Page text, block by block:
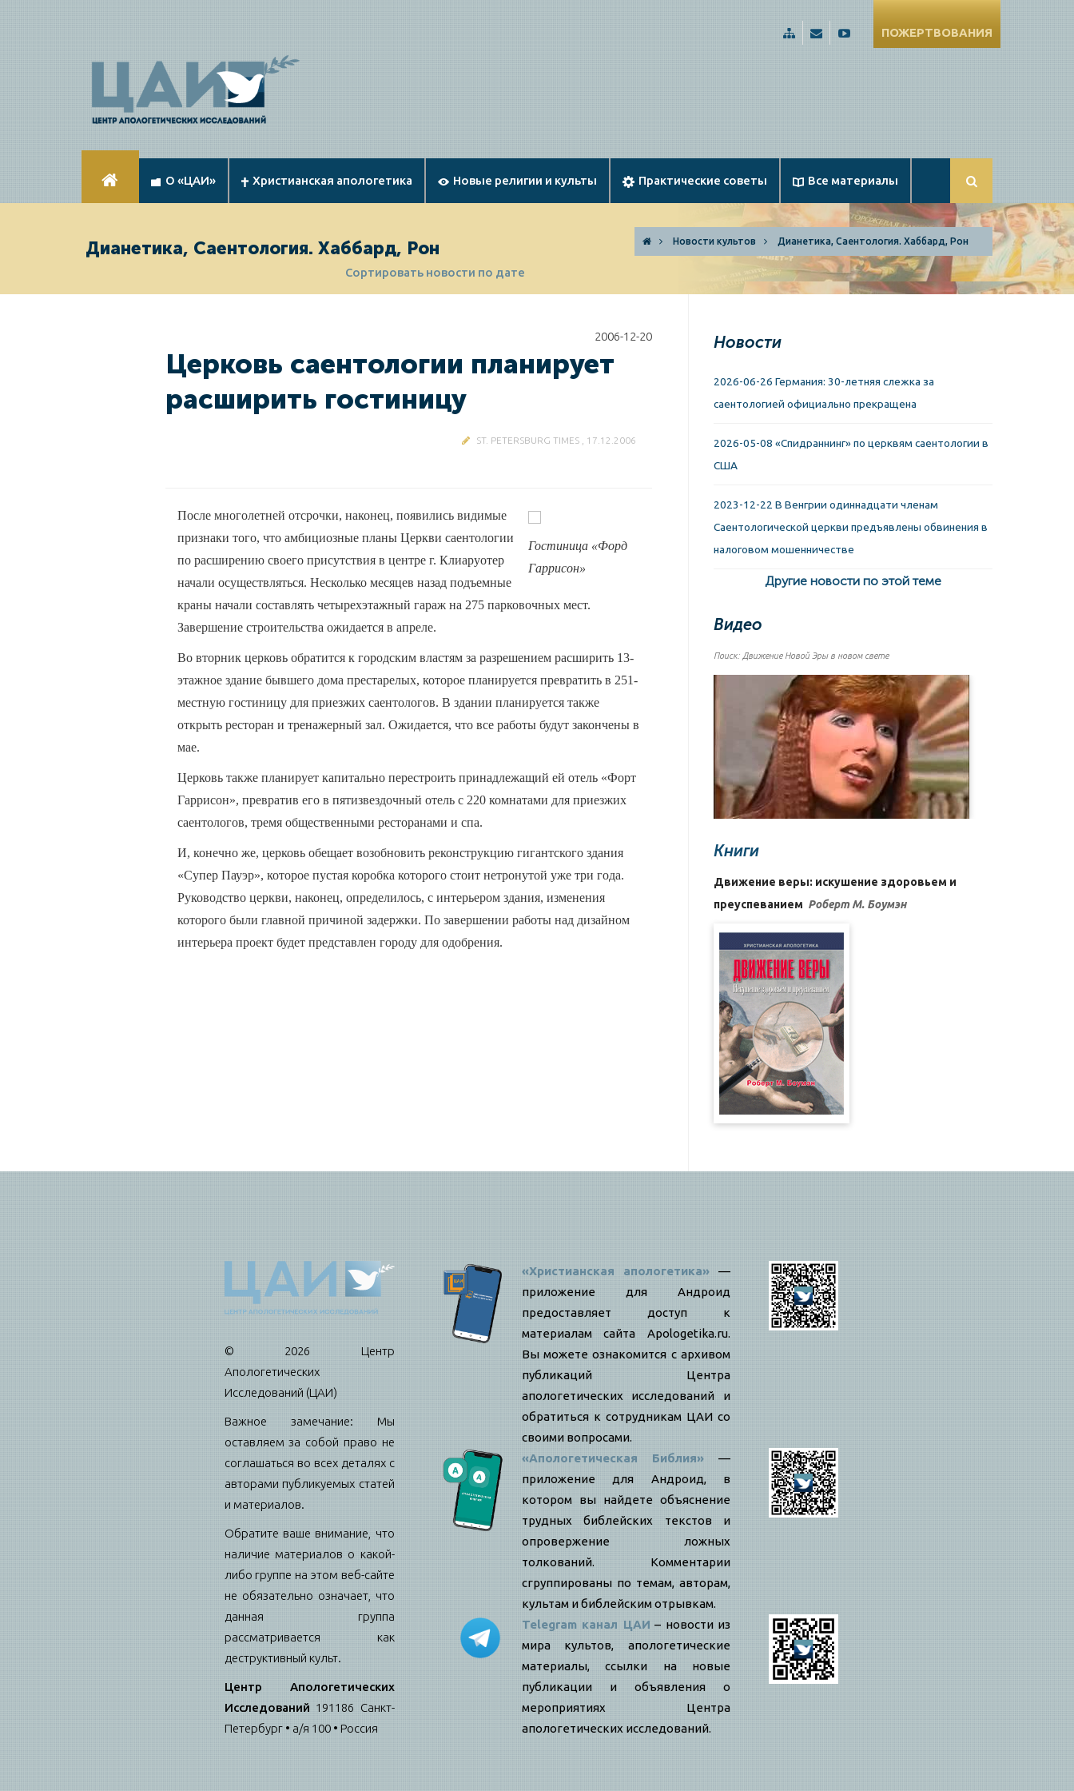
ПОЖЕРТВОВАНИЯ
О «ЦАИ» Христианская апологетика Новые религии и культы Практические советы Все материалы
Дианетика, Саентология. Хаббард, Рон
Сортировать новости по дате
Новости культов Дианетика, Саентология. Хаббард, Рон
2006-12-20
Церковь саентологии планирует
расширить гостиницу
ST. PETERSBURG TIMES , 17.12.2006
Гостиница «Форд
Гаррисон»
После многолетней отсрочки, наконец, появились видимые
признаки того, что амбициозные планы Церкви саентологии
по расширению своего присутствия в центре г. Клиаруотер
начали осуществляться. Несколько месяцев назад подъемные
краны начали составлять четырехэтажный гараж на 275 парковочных мест.
Завершение строительства ожидается в апреле.
Во вторник церковь обратится к городским властям за разрешением расширить 13-
этажное здание бывшего дома престарелых, которое планируется превратить в 251-
местную гостиницу для приезжих саентологов. В здании планируется также
открыть ресторан и тренажерный зал. Ожидается, что все работы будут закончены в
мае.
Церковь также планирует капитально перестроить принадлежащий ей отель «Форт
Гаррисон», превратив его в пятизвездочный отель с 220 комнатами для приезжих
саентологов, тремя общественными ресторанами и спа.
И, конечно же, церковь обещает возобновить реконструкцию гигантского здания
«Супер Пауэр», которое пустая коробка которого стоит нетронутой уже три года.
Руководство церкви, наконец, определилось, с интерьером здания, изменения
которого были главной причиной задержки. По завершении работы над дизайном
интерьера проект будет представлен городу для одобрения.
Новости
2026-06-26 Германия: 30-летняя слежка за
саентологией официально прекращена
2026-05-08 «Спидраннинг» по церквям саентологии в
США
2023-12-22 В Венгрии одиннадцати членам
Саентологической церкви предъявлены обвинения в
налоговом мошенничестве
Другие новости по этой теме
Видео
Поиск: Движение Новой Эры в новом свете
Книги
Движение веры: искушение здоровьем и
преуспеванием Роберт М. Боумэн
© 2026 Центр
Апологетических
Исследований (ЦАИ)
Важное замечание: Мы
оставляем за собой право не
соглашаться во всех деталях с
авторами публикуемых статей
и материалов.
Обратите ваше внимание, что
наличие материалов о какой-
либо группе на этом веб-сайте
не обязательно означает, что
данная группа
рассматривается как
деструктивный культ.
Центр Апологетических
Исследований 191186 Санкт-
Петербург • а/я 100 • Россия
«Христианская апологетика» —
приложение для Андроид
предоставляет доступ к
материалам сайта Apologetika.ru.
Вы можете ознакомится с архивом
публикаций Центра
апологетических исследований и
обратиться к сотрудникам ЦАИ со
своими вопросами.
«Апологетическая Библия» —
приложение для Андроид, в
котором вы найдете объяснение
трудных библейских текстов и
опровержение ложных
толкований. Комментарии
сгруппированы по темам, авторам,
культам и библейским отрывкам.
Telegram канал ЦАИ – новости из
мира культов, апологетические
материалы, ссылки на новые
публикации и объявления о
мероприятиях Центра
апологетических исследований.